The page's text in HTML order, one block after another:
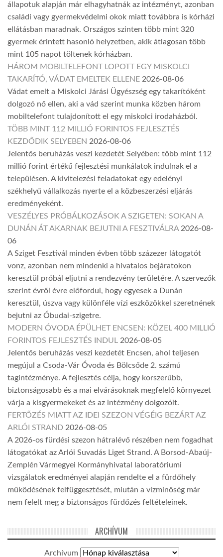
állapotuk alapján már elhagyhatnák az intézményt, azonban
családi vagy gyermekvédelmi okok miatt továbbra is kórházi
ellátásban maradnak. Országos szinten több mint 320
gyermek érintett hasonló helyzetben, akik átlagosan több
mint 105 napot töltenek kórházban.
HÁROM MOBILTELEFONT LOPOTT EGY MISKOLCI
TAKARÍTÓ, VÁDAT EMELTEK ELLENE 2026-08-06
Vádat emelt a Miskolci Járási Ügyészség egy takarítóként
dolgozó nő ellen, aki a vád szerint munka közben három
mobiltelefont tulajdonított el egy miskolci irodaházból.
TÖBB MINT 112 MILLIÓ FORINTOS FEJLESZTÉS
KEZDŐDIK SELYEBEN 2026-08-06
Jelentős beruházás veszi kezdetét Selyében: több mint 112
millió forint értékű fejlesztési munkálatok indulnak el a
településen. A kivitelezési feladatokat egy edelényi
székhelyű vállalkozás nyerte el a közbeszerzési eljárás
eredményeként.
VESZÉLYES PRÓBÁLKOZÁSOK A SZIGETEN: SOKAN A
DUNÁN ÁT AKARNAK BEJUTNI A FESZTIVÁLRA 2026-08-
06
A Sziget Fesztivál minden évben több százezer látogatót
vonz, azonban nem mindenki a hivatalos bejáratokon
keresztül próbál eljutni a rendezvény területére. A szervezők
szerint évről évre előfordul, hogy egyesek a Dunán
keresztül, úszva vagy különféle vízi eszközökkel szeretnének
bejutni az Óbudai-szigetre.
MODERN ÓVODA ÉPÜLHET ENCSEN: KÖZEL 400 MILLIÓ
FORINTOS FEJLESZTÉS INDUL 2026-08-05
Jelentős beruházás veszi kezdetét Encsen, ahol teljesen
megújul a Csoda-Vár Óvoda és Bölcsőde 2. számú
tagintézménye. A fejlesztés célja, hogy korszerűbb,
biztonságosabb és a mai elvárásoknak megfelelő környezet
várja a kisgyermekeket és az intézmény dolgozóit.
FERTŐZÉS MIATT AZ IDEI SZEZON VÉGÉIG BEZÁRT AZ
ARLÓI STRAND 2026-08-05
A 2026-os fürdési szezon hátralévő részében nem fogadhat
látogatókat az Arlói Suvadás Liget Strand. A Borsod-Abaúj-
Zemplén Vármegyei Kormányhivatal laboratóriumi
vizsgálatok eredményei alapján rendelte el a fürdőhely
működésének felfüggesztését, miután a vízminőség már
nem felelt meg a biztonságos fürdőzés feltételeinek.
ARCHÍVUM
Archívum